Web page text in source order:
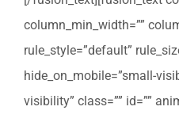
column_min_width=””
rule_style=”default”
hide_on_mobile=”small-
visibility” class=”” id=””